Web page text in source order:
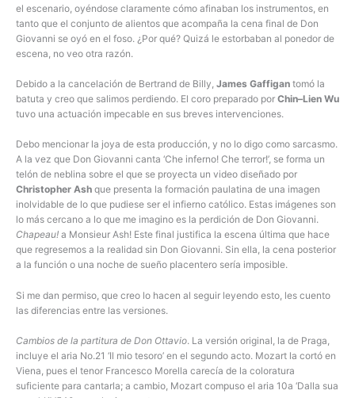
el escenario, oyéndose claramente cómo afinaban los instrumentos, en
tanto que el conjunto de alientos que acompaña la cena final de Don
Giovanni se oyó en el foso. ¿Por qué? Quizá le estorbaban al ponedor de
escena, no veo otra razón.
Debido a la cancelación de Bertrand de Billy, James Gaffigan tomó la
batuta y creo que salimos perdiendo. El coro preparado por Chin–Lien Wu
tuvo una actuación impecable en sus breves intervenciones.
Debo mencionar la joya de esta producción, y no lo digo como sarcasmo.
A la vez que Don Giovanni canta ‘Che inferno! Che terror!’, se forma un
telón de neblina sobre el que se proyecta un video diseñado por
Christopher Ash que presenta la formación paulatina de una imagen
inolvidable de lo que pudiese ser el infierno católico. Estas imágenes son
lo más cercano a lo que me imagino es la perdición de Don Giovanni.
Chapeau! a Monsieur Ash! Este final justifica la escena última que hace
que regresemos a la realidad sin Don Giovanni. Sin ella, la cena posterior
a la función o una noche de sueño placentero sería imposible.
Si me dan permiso, que creo lo hacen al seguir leyendo esto, les cuento
las diferencias entre las versiones.
Cambios de la partitura de Don Ottavio. La versión original, la de Praga,
incluye el aria No.21 ‘Il mio tesoro’ en el segundo acto. Mozart la cortó en
Viena, pues el tenor Francesco Morella carecía de la coloratura
suficiente para cantarla; a cambio, Mozart compuso el aria 10a ‘Dalla sua